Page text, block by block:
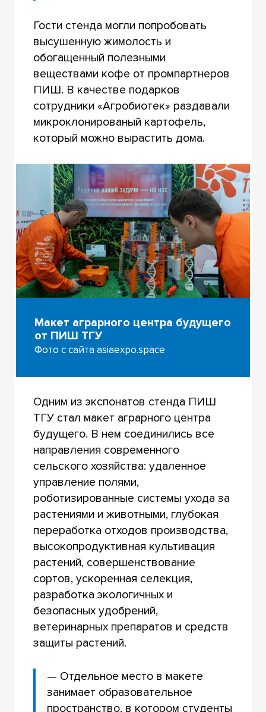
Гости стенда могли попробовать
высушенную жимолость и
обогащенный полезными
веществами кофе от промпартнеров
ПИШ. В качестве подарков
сотрудники «Агробиотек» раздавали
микроклонированый картофель,
который можно вырастить дома.
Макет аграрного центра будущего
от ПИШ ТГУ
Фото с сайта asiaexpo.space
Одним из экспонатов стенда ПИШ
ТГУ стал макет аграрного центра
будущего. В нем соединились все
направления современного
сельского хозяйства: удаленное
управление полями,
роботизированные системы ухода за
растениями и животными, глубокая
переработка отходов производства,
высокопродуктивная культивация
растений, совершенствование
сортов, ускоренная селекция,
разработка экологичных и
безопасных удобрений,
ветеринарных препаратов и средств
защиты растений.
— Отдельное место в макете
занимает образовательное
пространство, в котором студенты